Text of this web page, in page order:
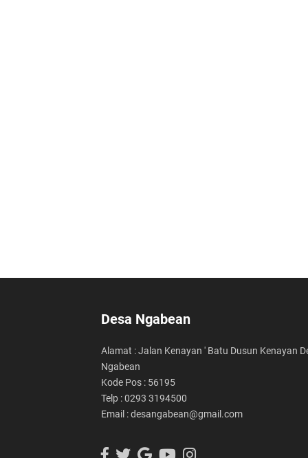
Desa Ngabean
Alamat : Jalan Kenayan ' Batu Dusun Kenayan
Ngabean
Kode Pos : 56195
Telp : 0293 3194500
Email : desangabean@gmail.com